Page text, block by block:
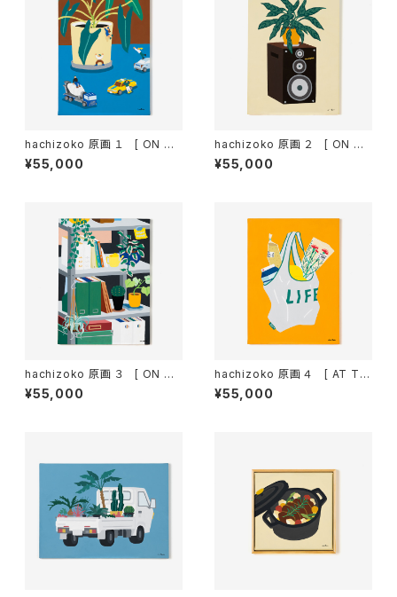
hachizoko 原画 １ [ ON TH
E TABLE ]
¥55,000
hachizoko 原画 ２ [ ON TH
E SPEAKER ]
¥55,000
hachizoko 原画 ３ [ ON TH
E SHELF ]
¥55,000
hachizoko 原画 ４ [ AT TH
E SUPERMARKET ]
¥55,000